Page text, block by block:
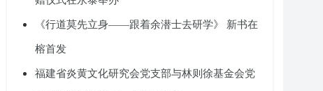
《行道莫先立身——跟着余潜士去研学》 新书在
榕首发
福建省炎黄文化研究会党支部与林则徐基金会党